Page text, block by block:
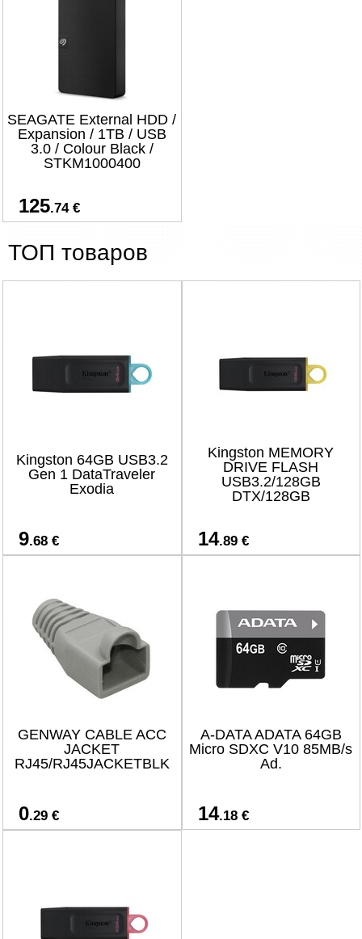
SEAGATE External HDD /
Expansion / 1TB / USB
3.0 / Colour Black /
STKM1000400
125.74 €
ТОП товаров
Kingston 64GB USB3.2
Gen 1 DataTraveler
Exodia
9.68 €
Kingston MEMORY
DRIVE FLASH
USB3.2/128GB
DTX/128GB
14.89 €
GENWAY CABLE ACC
JACKET
RJ45/RJ45JACKETBLK
0.29 €
A-DATA ADATA 64GB
Micro SDXC V10 85MB/s
Ad.
14.18 €